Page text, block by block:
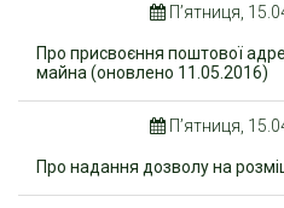
П’ятниця,
Про присвоєння поштової
майна (оновлено 11.05.2016)
П’ятниця,
Про надання дозволу на